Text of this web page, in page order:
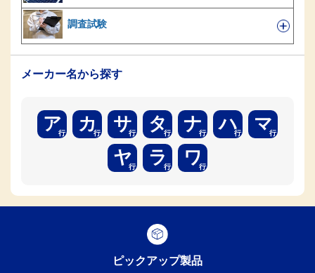
調査試験
メーカー名から探す
ア カ サ タ ナ ハ
マ
ヤ
ラ ワ
ピックアップ製品